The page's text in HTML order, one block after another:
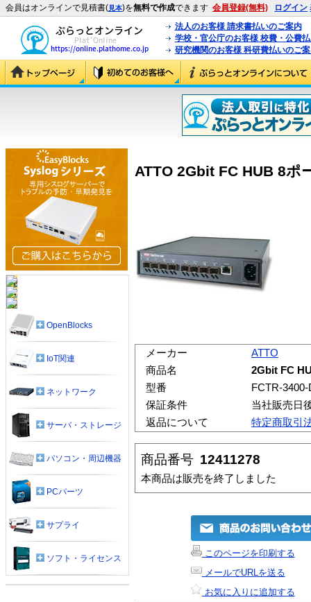
会員はオンラインで見積書(見本)を無料で作成できます 会員登録(無料) ログイン
法人のお客様 請求書払いのご案内
学校・官公庁のお客様 校費・公費
研究機関のお客様 科研費払いのご
ATTO 2Gbit FC HUB 8ポ
メーカー
ATTO
商品名
2Gbit FC
型番
FCTR-3400-
保証条件
当社販売日
返品について
特定商取引
商品番号 12411278
本商品は販売を終了しました
このページを印刷する
メールでURLを送る
お気に入りに追加する
OpenBlocks
IoT関連
ネットワーク
サーバ・ストレージ
パソコン・周辺機器
PCパーツ
サプライ
ソフト・ライセンス